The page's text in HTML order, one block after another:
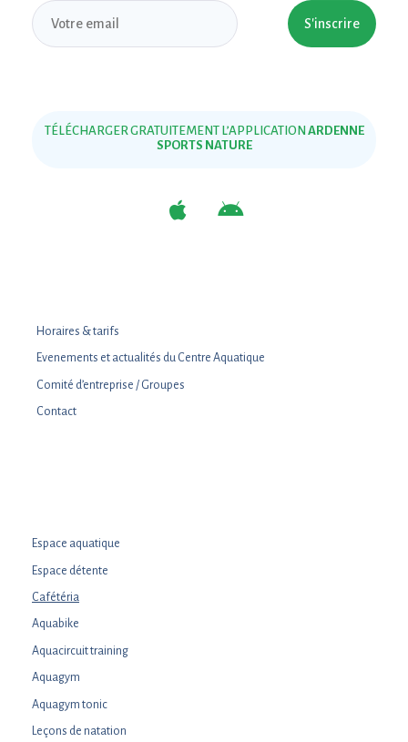
S'inscrire
TÉLÉCHARGER GRATUITEMENT L’APPLICATION ARDENNE
SPORTS NATURE
Horaires & tarifs
Evenements et actualités du Centre Aquatique
Comité d’entreprise / Groupes
Contact
Espace aquatique
Espace détente
Cafétéria
Aquabike
Aquacircuit training
Aquagym
Aquagym tonic
Leçons de natation